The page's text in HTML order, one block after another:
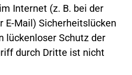
Internet (z. B. bei der
E-Mail) Sicherheitslücken
lückenloser Schutz der
durch Dritte ist nicht